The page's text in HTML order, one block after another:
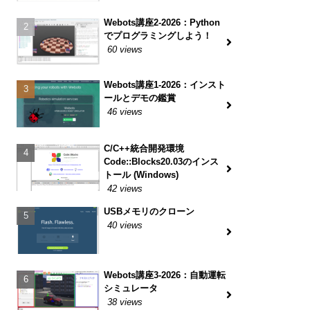
Webots講座2-2026：Python
でプログラミングしよう！
60 views
Webots講座1-2026：インスト
ールとデモの鑑賞
46 views
C/C++統合開発環境
Code::Blocks20.03のインス
トール (Windows)
42 views
USBメモリのクローン
40 views
Webots講座3-2026：自動運転
シミュレータ
38 views